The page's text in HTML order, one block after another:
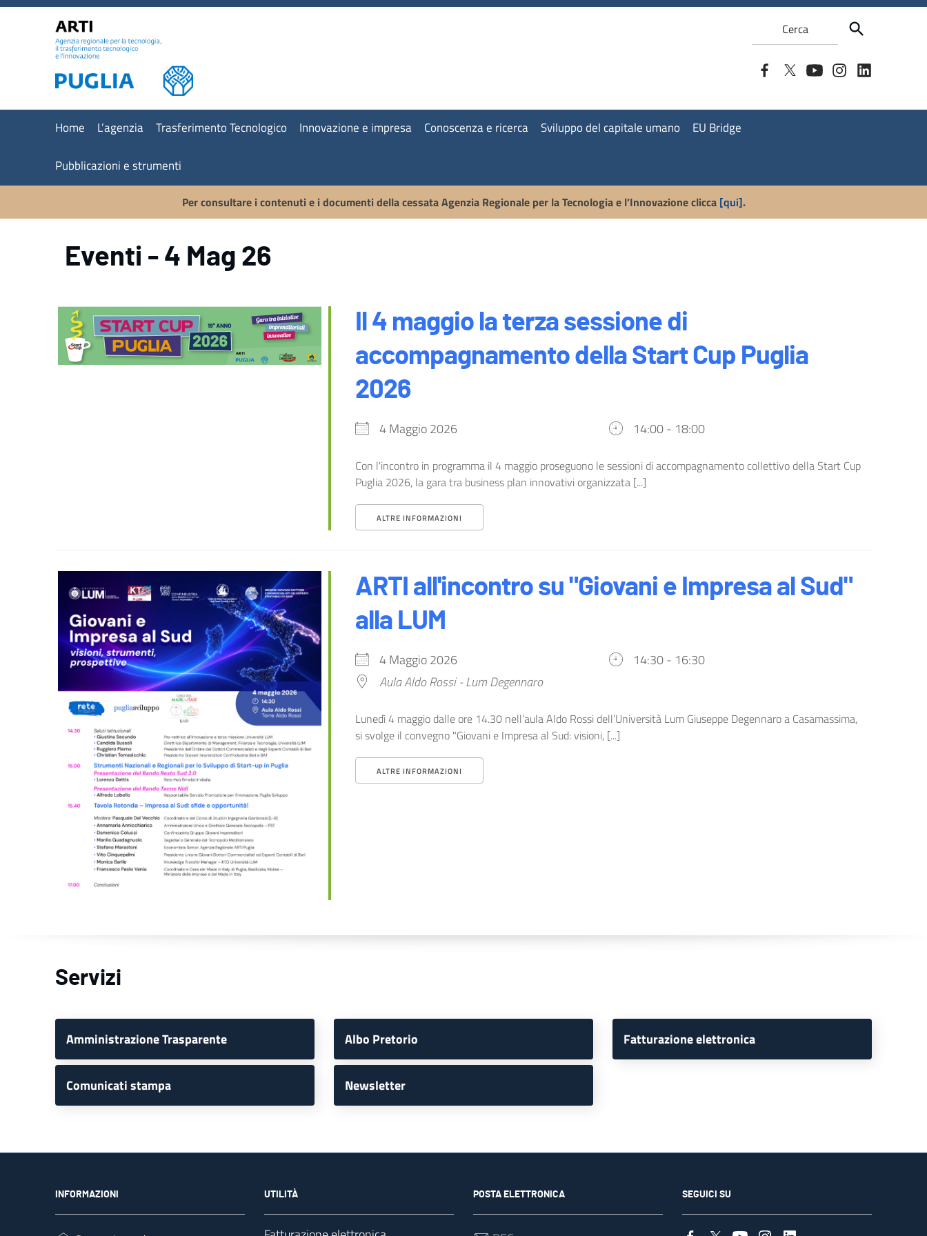
Vai al menu di navigazione
Vai al footer
Cerca
Home L’agenzia Trasferimento Tecnologico Innovazione e impresa Conoscenza e ricerca Sviluppo del capitale umano EU Bridge
Pubblicazioni e strumenti
Per consultare i contenuti e i documenti della cessata Agenzia Regionale per la Tecnologia e l’Innovazione clicca [qui].
Eventi - 4 Mag 26
Il 4 maggio la terza sessione di
accompagnamento della Start Cup Puglia
2026
4 Maggio 2026 14:00 - 18:00
Con l'incontro in programma il 4 maggio proseguono le sessioni di accompagnamento collettivo della Start Cup
Puglia 2026, la gara tra business plan innovativi organizzata [...]
ALTRE INFORMAZIONI
ARTI all'incontro su "Giovani e Impresa al Sud"
alla LUM
4 Maggio 2026
14:30 - 16:30
Aula Aldo Rossi - Lum Degennaro
Lunedì 4 maggio dalle ore 14.30 nell’aula Aldo Rossi dell’Università Lum Giuseppe Degennaro a Casamassima,
si svolge il convegno "Giovani e Impresa al Sud: visioni, [...]
ALTRE INFORMAZIONI
Servizi
Amministrazione Trasparente
Comunicati stampa
Albo Pretorio
Newsletter
Fatturazione elettronica
INFORMAZIONI UTILITÀ POSTA ELETTRONICA SEGUICI SU